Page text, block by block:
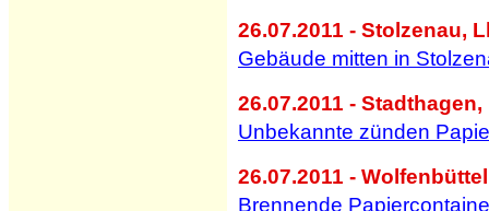
26.07.2011 - Stolzenau,
Gebäude mitten in
26.07.2011 -
Unbekannte zünden
26.07.2011 -
Brennende